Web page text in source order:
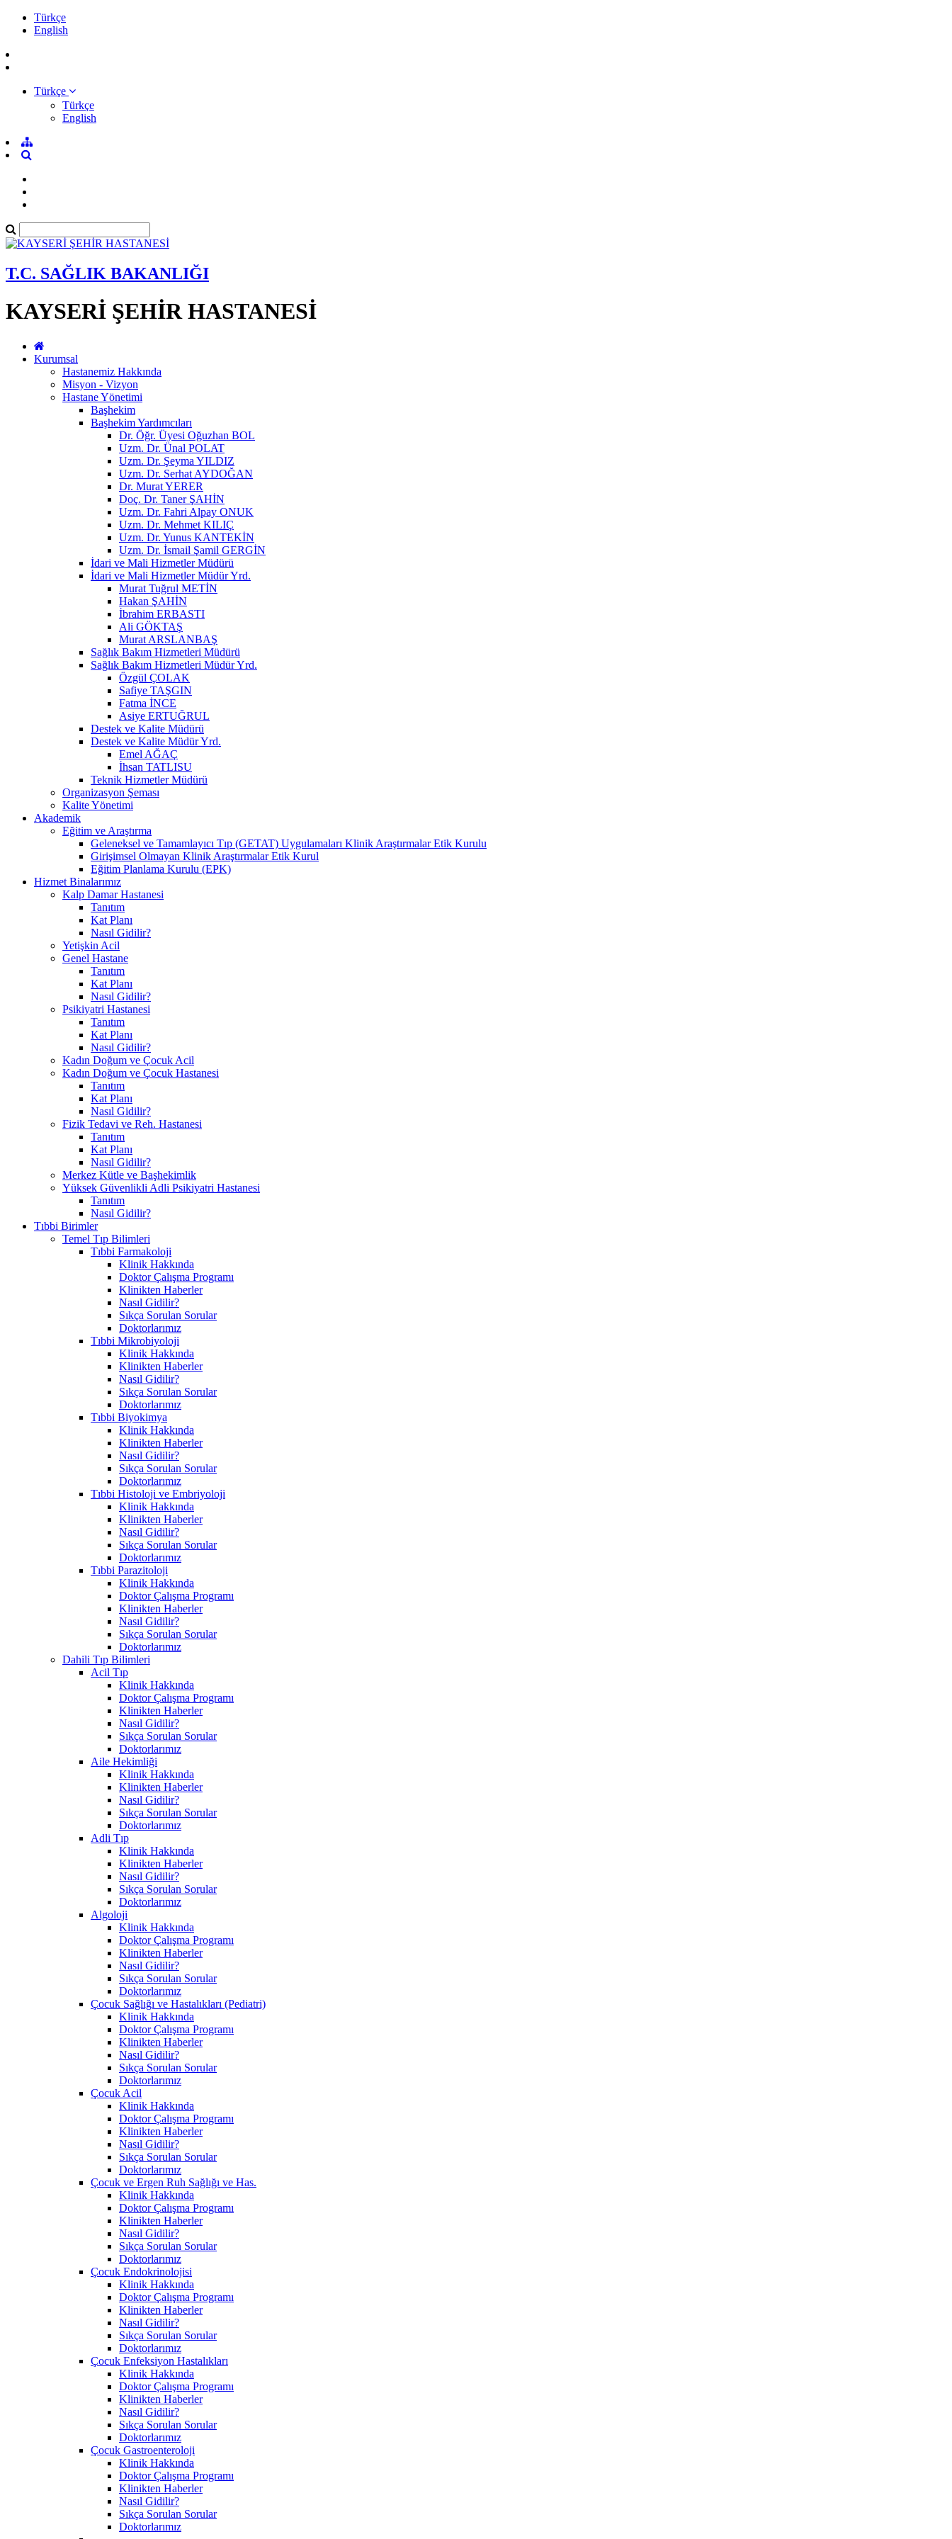
Türkçe
English
Türkçe
Türkçe
English
T.C. SAĞLIK BAKANLIĞI
KAYSERİ ŞEHİR HASTANESİ
Kurumsal
Hastanemiz Hakkında
Misyon - Vizyon
Hastane Yönetimi
Başhekim
Başhekim Yardımcıları
Dr. Öğr. Üyesi Oğuzhan BOL
Uzm. Dr. Ünal POLAT
Uzm. Dr. Şeyma YILDIZ
Uzm. Dr. Serhat AYDOĞAN
Dr. Murat YERER
Doç. Dr. Taner ŞAHİN
Uzm. Dr. Fahri Alpay ONUK
Uzm. Dr. Mehmet KILIÇ
Uzm. Dr. Yunus KANTEKİN
Uzm. Dr. İsmail Şamil GERGİN
İdari ve Mali Hizmetler Müdürü
İdari ve Mali Hizmetler Müdür Yrd.
Murat Tuğrul METİN
Hakan ŞAHİN
İbrahim ERBASTI
Ali GÖKTAŞ
Murat ARSLANBAŞ
Sağlık Bakım Hizmetleri Müdürü
Sağlık Bakım Hizmetleri Müdür Yrd.
Özgül ÇOLAK
Safiye TAŞGIN
Fatma İNCE
Asiye ERTUĞRUL
Destek ve Kalite Müdürü
Destek ve Kalite Müdür Yrd.
Emel AĞAÇ
İhsan TATLISU
Teknik Hizmetler Müdürü
Organizasyon Şeması
Kalite Yönetimi
Akademik
Eğitim ve Araştırma
Geleneksel ve Tamamlayıcı Tıp (GETAT) Uygulamaları Klinik Araştırmalar Etik Kurulu
Girişimsel Olmayan Klinik Araştırmalar Etik Kurul
Eğitim Planlama Kurulu (EPK)
Hizmet Binalarımız
Kalp Damar Hastanesi
Tanıtım
Kat Planı
Nasıl Gidilir?
Yetişkin Acil
Genel Hastane
Tanıtım
Kat Planı
Nasıl Gidilir?
Psikiyatri Hastanesi
Tanıtım
Kat Planı
Nasıl Gidilir?
Kadın Doğum ve Çocuk Acil
Kadın Doğum ve Çocuk Hastanesi
Tanıtım
Kat Planı
Nasıl Gidilir?
Fizik Tedavi ve Reh. Hastanesi
Tanıtım
Kat Planı
Nasıl Gidilir?
Merkez Kütle ve Başhekimlik
Yüksek Güvenlikli Adli Psikiyatri Hastanesi
Tanıtım
Nasıl Gidilir?
Tıbbi Birimler
Temel Tıp Bilimleri
Tıbbi Farmakoloji
Klinik Hakkında
Doktor Çalışma Programı
Klinikten Haberler
Nasıl Gidilir?
Sıkça Sorulan Sorular
Doktorlarımız
Tıbbi Mikrobiyoloji
Klinik Hakkında
Klinikten Haberler
Nasıl Gidilir?
Sıkça Sorulan Sorular
Doktorlarımız
Tıbbi Biyokimya
Klinik Hakkında
Klinikten Haberler
Nasıl Gidilir?
Sıkça Sorulan Sorular
Doktorlarımız
Tıbbi Histoloji ve Embriyoloji
Klinik Hakkında
Klinikten Haberler
Nasıl Gidilir?
Sıkça Sorulan Sorular
Doktorlarımız
Tıbbi Parazitoloji
Klinik Hakkında
Doktor Çalışma Programı
Klinikten Haberler
Nasıl Gidilir?
Sıkça Sorulan Sorular
Doktorlarımız
Dahili Tıp Bilimleri
Acil Tıp
Klinik Hakkında
Doktor Çalışma Programı
Klinikten Haberler
Nasıl Gidilir?
Sıkça Sorulan Sorular
Doktorlarımız
Aile Hekimliği
Klinik Hakkında
Klinikten Haberler
Nasıl Gidilir?
Sıkça Sorulan Sorular
Doktorlarımız
Adli Tıp
Klinik Hakkında
Klinikten Haberler
Nasıl Gidilir?
Sıkça Sorulan Sorular
Doktorlarımız
Algoloji
Klinik Hakkında
Doktor Çalışma Programı
Klinikten Haberler
Nasıl Gidilir?
Sıkça Sorulan Sorular
Doktorlarımız
Çocuk Sağlığı ve Hastalıkları (Pediatri)
Klinik Hakkında
Doktor Çalışma Programı
Klinikten Haberler
Nasıl Gidilir?
Sıkça Sorulan Sorular
Doktorlarımız
Çocuk Acil
Klinik Hakkında
Doktor Çalışma Programı
Klinikten Haberler
Nasıl Gidilir?
Sıkça Sorulan Sorular
Doktorlarımız
Çocuk ve Ergen Ruh Sağlığı ve Has.
Klinik Hakkında
Doktor Çalışma Programı
Klinikten Haberler
Nasıl Gidilir?
Sıkça Sorulan Sorular
Doktorlarımız
Çocuk Endokrinolojisi
Klinik Hakkında
Doktor Çalışma Programı
Klinikten Haberler
Nasıl Gidilir?
Sıkça Sorulan Sorular
Doktorlarımız
Çocuk Enfeksiyon Hastalıkları
Klinik Hakkında
Doktor Çalışma Programı
Klinikten Haberler
Nasıl Gidilir?
Sıkça Sorulan Sorular
Doktorlarımız
Çocuk Gastroenteroloji
Klinik Hakkında
Doktor Çalışma Programı
Klinikten Haberler
Nasıl Gidilir?
Sıkça Sorulan Sorular
Doktorlarımız